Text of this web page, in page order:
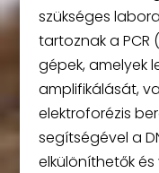
szükséges
tartoznak a PCR
gépek, amelyek
amplifikálását,
elektroforézis
segítségével a
elkülöníthetők